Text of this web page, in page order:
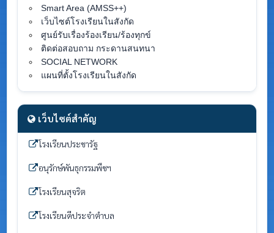
Smart Area (AMSS++)
เว็บไซต์โรงเรียนในสังกัด
ศูนย์รับเรื่องร้องเรียน/ร้องทุกข์
ติดต่อสอบถาม กระดานสนทนา
SOCIAL NETWORK
แผนที่ตั้งโรงเรียนในสังกัด
เว็บไซต์สำคัญ
โรงเรียนประชารัฐ
อนุรักษ์พันธุกรรมพืชฯ
โรงเรียนสุจริต
โรงเรียนดีประจำตำบล